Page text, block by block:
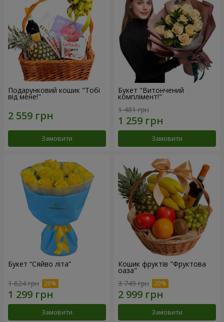
Подарунковий кошик "Тобі
від мене!"
Замовити
Букет "Витончений
комплімент!"
1 481 грн
Замовити
Букет “Сяйво літа”
1 624 грн
Замовити
Кошик фруктів "Фруктова
оаза"
3 749 грн
Замовити